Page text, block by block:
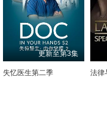
更新至第3集
失忆医生第二季